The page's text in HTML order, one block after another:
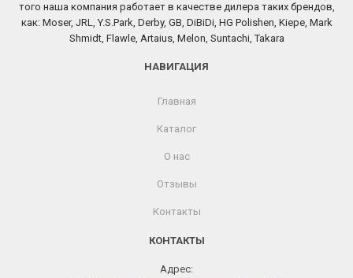
того наша компания работает в качестве дилера таких брендов,
как: Moser, JRL, Y.S.Park, Derby, GB, DiBiDi, HG Polishen, Kiepe, Mark
Shmidt, Flawle, Artaius, Melon, Suntachi, Takara
НАВИГАЦИЯ
Главная
Каталог
О нас
Отзывы
Контакты
КОНТАКТЫ
Адрес: